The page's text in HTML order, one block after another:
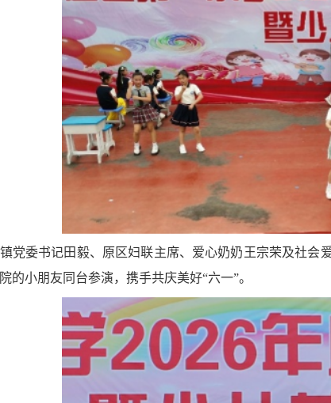
党委书记田毅、原区妇联主席、爱心奶奶王宗荣及社
的小朋友同台参演，携手共庆美好“六一”。